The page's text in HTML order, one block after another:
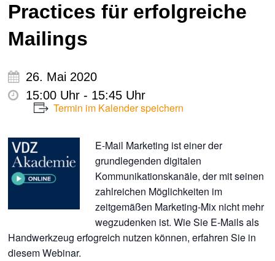
Practices für erfolgreiche
Mailings
26. Mai 2020
15:00 Uhr - 15:45 Uhr
Termin im Kalender speichern
E-Mail Marketing ist einer der
grundlegenden digitalen
Kommunikationskanäle, der mit seinen
zahlreichen Möglichkeiten im
zeitgemäßen Marketing-Mix nicht mehr
wegzudenken ist. Wie Sie E-Mails als
Handwerkzeug erfogreich nutzen können, erfahren Sie in
diesem Webinar.